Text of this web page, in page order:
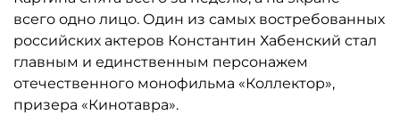
всего одно лицо. Один из самых востребованных
российских актеров Константин Хабенский стал
главным и единственным персонажем
отечественного монофильма «Коллектор»,
призера «Кинотавра».